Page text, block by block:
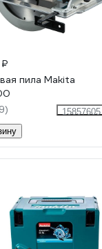
₽
пила Makita
15857605